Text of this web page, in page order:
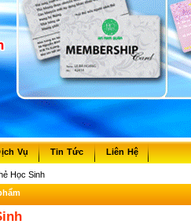
Vụ Tin Tức Liên Hệ
Học Sinh